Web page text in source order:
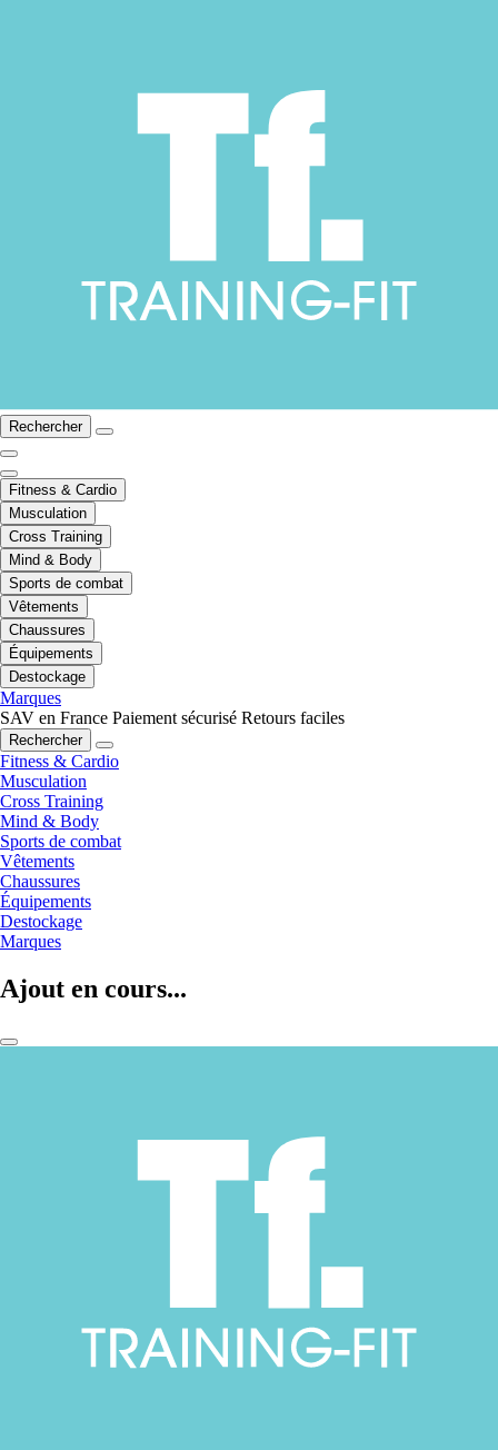
Rechercher
Fitness & Cardio
Musculation
Cross Training
Mind & Body
Sports de combat
Vêtements
Chaussures
Équipements
Destockage
Marques
SAV en France Paiement sécurisé Retours faciles
Rechercher
Fitness & Cardio
Musculation
Cross Training
Mind & Body
Sports de combat
Vêtements
Chaussures
Équipements
Destockage
Marques
Ajout en cours...